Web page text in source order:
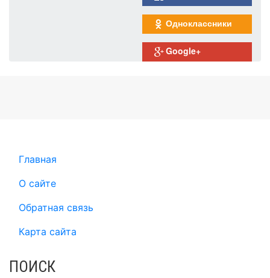
Одноклассники
Google+
Главная
О сайте
Обратная связь
Карта сайта
ПОИСК